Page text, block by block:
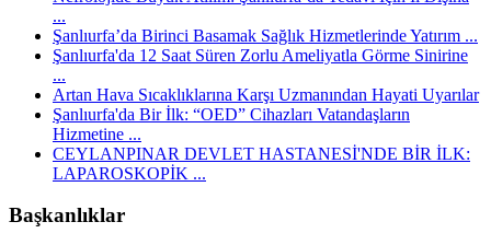
...
Şanlıurfa’da Birinci Basamak Sağlık Hizmetlerinde Yatırım ...
Şanlıurfa'da 12 Saat Süren Zorlu Ameliyatla Görme Sinirine
...
Artan Hava Sıcaklıklarına Karşı Uzmanından Hayati Uyarılar
Şanlıurfa'da Bir İlk: “OED” Cihazları Vatandaşların
Hizmetine ...
CEYLANPINAR DEVLET HASTANESİ'NDE BİR İLK:
LAPAROSKOPİK ...
Başkanlıklar